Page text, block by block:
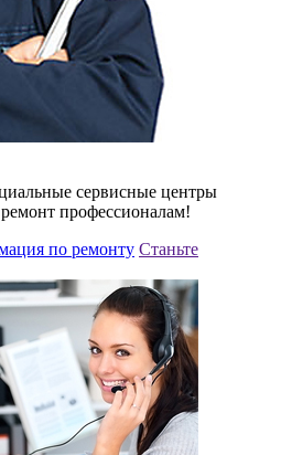
сервисные центры
профессионалам!
по ремонту Станьте